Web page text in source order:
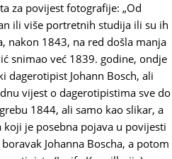
za povijest fotografije: „Od
ili više portretnih studija ili su ih
nakon 1843, na red došla manja
snimao već 1839. godine, ondje
dagerotipist Johann Bosch, ali
vijest o dagerotipistima sve do
1844, ali samo kao slikar, a
koji je posebna pojava u povijesti
Johanna Boscha, a potom